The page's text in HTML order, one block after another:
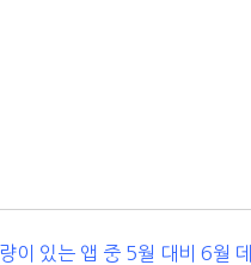
있는 앱 중 5월 대비 6월